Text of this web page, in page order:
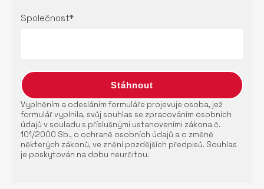
Společnost*
Vyplněním a odesláním formuláře projevuje osoba, jež
formulář vyplnila, svůj souhlas se zpracováním osobních
údajů v souladu s příslušnými ustanoveními zákona č.
101/2000 Sb., o ochraně osobních údajů a o změně
některých zákonů, ve znění pozdějších předpisů. Souhlas
je poskytován na dobu neurčitou.